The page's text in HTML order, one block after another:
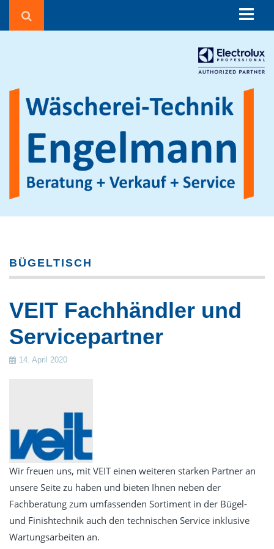
Wäschereien und Textilreinigungen
Gebäudereiniger
Hotels & Pensionen
Sportvereine
Beauty, Fitness & Wellness
Verkauf
Frontlade-Waschmaschinen
Trennwand-Waschmaschinen
Wäschemangeln
Finishgeräte
Zubehör & Wäschereieinrichtung
Dosiertechnik
Wäschekennzeichnung
Luftdesinfektion durch UV-Strahlung
Gebrauchte Wäschereitechnik
BÜGELTISCH
VEIT Fachhändler und
Servicepartner
14. April 2020
Wir freuen uns, mit VEIT einen weiteren starken Partner an
unsere Seite zu haben und bieten Ihnen neben der
Fachberatung zum umfassenden Sortiment in der Bügel-
und Finishtechnik auch den technischen Service inklusive
Wartungsarbeiten an.